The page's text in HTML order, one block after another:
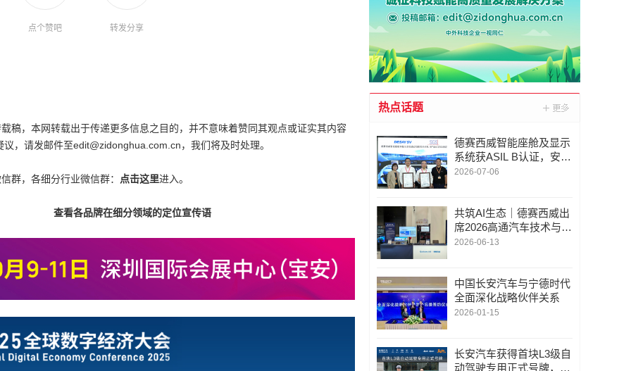
点个赞吧 转发分享
稿，本网转载出于传递更多信息之目的，并不意味着赞同其观点或证实其内容
，请发邮件至edit@zidonghua.com.cn，我们将及时处理。
群，各细分行业微信群： 点击这里进入。
查看各品牌在细分领域的定位宣传语
热点话题
德赛西威智能座舱及显示
系统获ASIL B认证，安全
实力再获权威认可
2026-07-06
共筑AI生态｜德赛西威出
席2026高通汽车技术与合
作峰会
2026-06-13
中国长安汽车与宁德时代
全面深化战略伙伴关系
2026-01-15
长安汽车获得首块L3级自
动驾驶专用正式号牌，天